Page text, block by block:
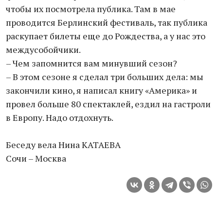
чтобы их посмотрела публика. Там в мае
проводится Берлинский фестиваль, так публика
раскупает билеты еще до Рождества, а у нас это
междусобойчики.
– Чем запомнится вам минувший сезон?
– В этом сезоне я сделал три больших дела: мы
закончили кино, я написал книгу «Америка» и
провел больше 80 спектаклей, ездил на гастроли
в Европу. Надо отдохнуть.
Беседу вела Нина КАТАЕВА
Сочи – Москва